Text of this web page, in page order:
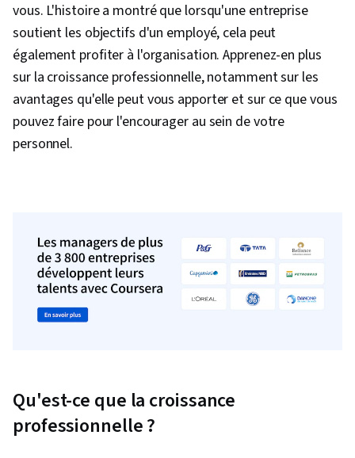
vous. L'histoire a montré que lorsqu'une entreprise
soutient les objectifs d'un employé, cela peut
également profiter à l'organisation. Apprenez-en plus
sur la croissance professionnelle, notamment sur les
avantages qu'elle peut vous apporter et sur ce que vous
pouvez faire pour l'encourager au sein de votre
personnel.
Qu'est-ce que la croissance
professionnelle ?